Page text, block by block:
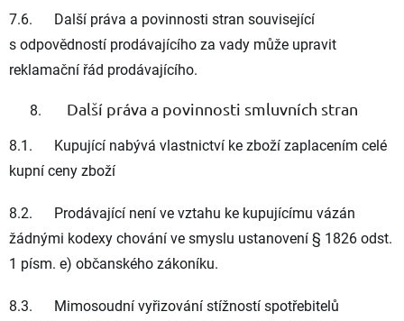
7.6. Další práva a povinnosti stran související
s odpovědností prodávajícího za vady může upravit
reklamační řád prodávajícího.
Další práva a povinnosti smluvních stran
8.1. Kupující nabývá vlastnictví ke zboží zaplacením celé
kupní ceny zboží
8.2. Prodávající není ve vztahu ke kupujícímu vázán
žádnými kodexy chování ve smyslu ustanovení § 1826 odst.
1 písm. e) občanského zákoníku.
8.3. Mimosoudní vyřizování stížností spotřebitelů